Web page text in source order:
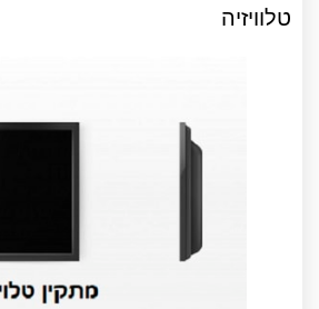
טלוויזיה